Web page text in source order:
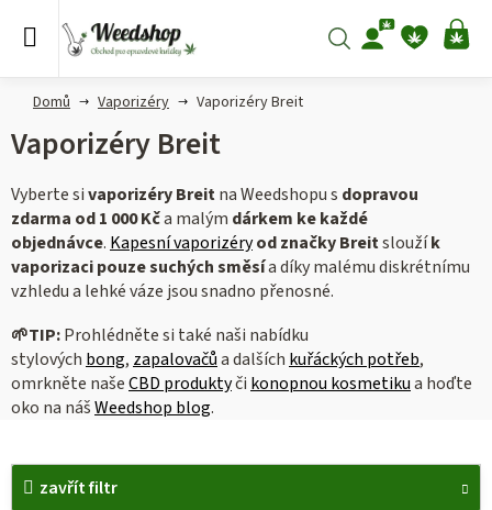
Hledat
Domů Vaporizéry Vaporizéry Breit
Vaporizéry Breit
Vyberte sivaporizéry Breitna Weedshopu s dopravou
zdarma od 1 000 Kča malým dárkem ke každé
objednávce. Kapesní vaporizéryod značky Breitsloužík
vaporizaci pouze suchých směsía díky malému diskrétnímu
vzhledu a lehké váze jsou snadno přenosné.
🌱TIP:Prohlédněte si také naši nabídku
stylových bong, zapalovačůa dalších kuřáckých potřeb,
omrkněte našeCBD produktyči konopnou kosmetikua hoďte
oko na nášWeedshop blog.
zavřít filtr
V